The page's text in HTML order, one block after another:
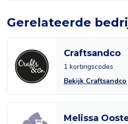
Gerelateerde
Craftsandco
1 kortingscodes
Bekijk Craftsandco
Melissa